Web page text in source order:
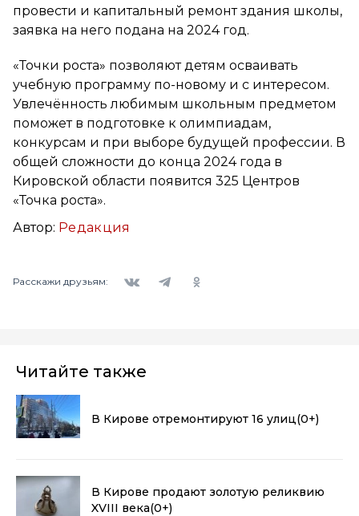
провести и капитальный ремонт здания школы,
заявка на него подана на 2024 год.
«Точки роста» позволяют детям осваивать
учебную программу по-новому и с интересом.
Увлечённость любимым школьным предметом
поможет в подготовке к олимпиадам,
конкурсам и при выборе будущей профессии. В
общей сложности до конца 2024 года в
Кировской области появится 325 Центров
«Точка роста».
Автор: Редакция
Расскажи друзьям:
Читайте также
В Кирове отремонтируют 16 улиц(0+)
В Кирове продают золотую реликвию
XVIII века(0+)